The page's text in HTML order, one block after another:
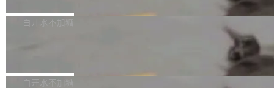
自研的多个文生3D和...
整性保护。效果是：吞吐量提升 41%，每 token
让语音识别不再只是听清，而是真正听懂。通过
w 不要求标准普通话，方言识别覆盖粤语、吴语
新和少量网页兼容性修复版本。 Changes/fixe
容提供的字体时出现的几个问题 为避免音频加
白开水不加糖
发布的 Release Notes，他利用 AI 工具（如 Co
白开水不加糖